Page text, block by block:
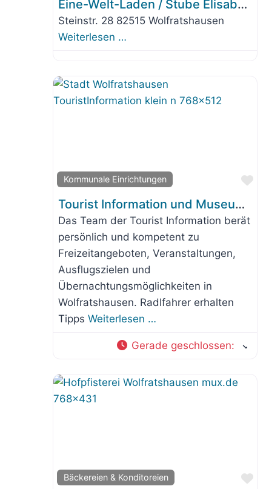
Eine-Welt-Laden / Stube Elisabeth
Steinstr. 28 82515 Wolfratshausen
Weiterlesen …
Kommunale Einrichtungen
Tourist Information und Museum Wolfratshausen
Das Team der Tourist Information berät
persönlich und kompetent zu
Freizeitangeboten, Veranstaltungen,
Ausflugszielen und
Übernachtungsmöglichkeiten in
Wolfratshausen. Radlfahrer erhalten
Tipps Weiterlesen …
Gerade geschlossen:
Bäckereien & Konditoreien